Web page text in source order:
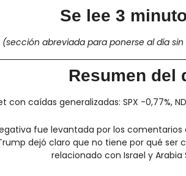
Se lee 3
(sección abreviada para ponerse al día
Resumen del
con caídas generalizadas: SPX -0,77%,
fue levantada por los
dejó claro que no tiene por qué ser
relacionado con Israel y Arabia